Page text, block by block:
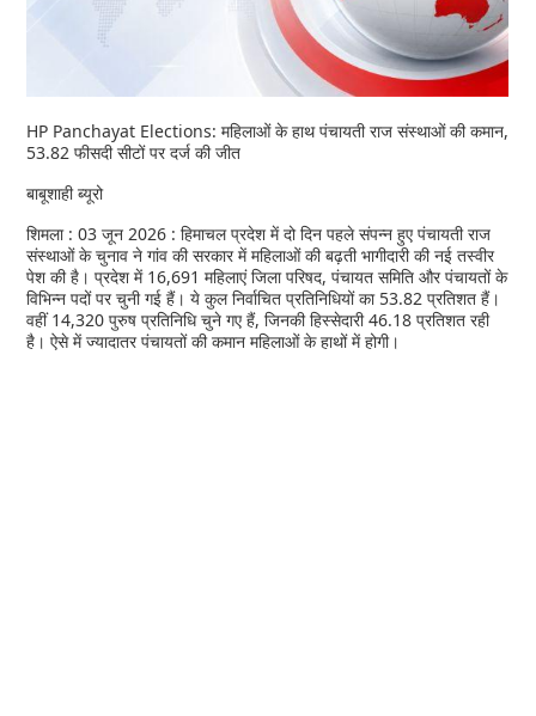
HP Panchayat Elections: महिलाओं के हाथ पंचायती राज संस्थाओं की कमान,
53.82 फीसदी सीटों पर दर्ज की जीत
बाबूशाही ब्यूरो
शिमला : 03 जून 2026 : हिमाचल प्रदेश में दो दिन पहले संपन्न हुए पंचायती राज
संस्थाओं के चुनाव ने गांव की सरकार में महिलाओं की बढ़ती भागीदारी की नई तस्वीर
पेश की है। प्रदेश में 16,691 महिलाएं जिला परिषद, पंचायत समिति और पंचायतों के
विभिन्न पदों पर चुनी गई हैं। ये कुल निर्वाचित प्रतिनिधियों का 53.82 प्रतिशत हैं।
वहीं 14,320 पुरुष प्रतिनिधि चुने गए हैं, जिनकी हिस्सेदारी 46.18 प्रतिशत रही
है। ऐसे में ज्यादातर पंचायतों की कमान महिलाओं के हाथों में होगी।